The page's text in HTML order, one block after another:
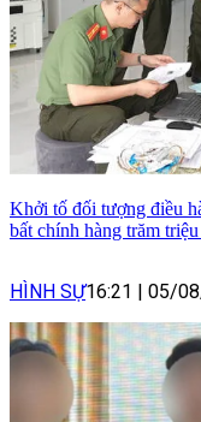
Khởi tố đối tượng điều
bất chính hàng trăm
HÌNH SỰ16:21 05/